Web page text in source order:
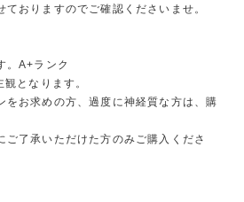
おりますのでご確認くださいませ。
。A+ランク
となります。
をお求めの方、過度に神経質な方は、購
ご了承いただけた方のみご購入くださ